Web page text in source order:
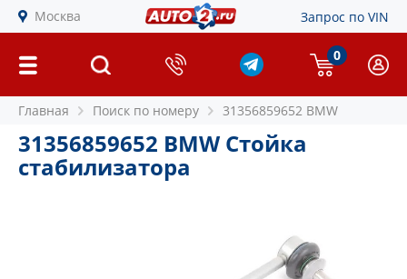
Москва Запрос по VIN
0
Главная Поиск по номеру 31356859652 BMW
31356859652 BMW Стойка
стабилизатора